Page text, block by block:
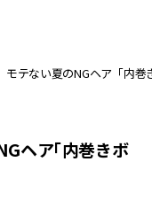
モテない夏のNGヘア「内巻
ヘア「内巻きボ